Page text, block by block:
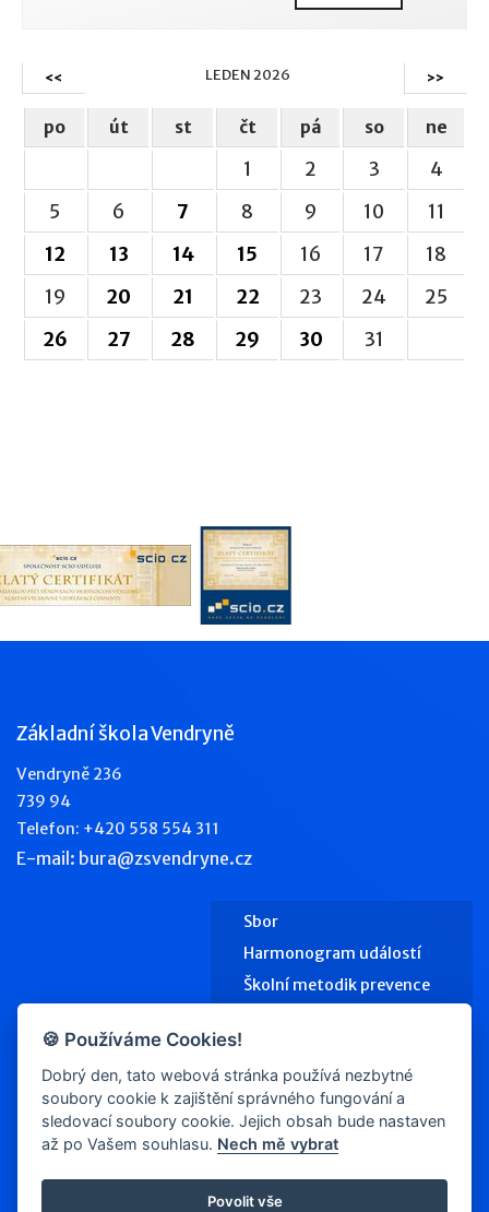
<< LEDEN 2026 >>
po út st čt pá so ne
1 2 3
4
5
6 7 8 9 10
11
12
13 14 15 16 17
18
19
20 21 22 23 24
25
26
27 28 29 30 31
Základní škola Vendryně
Vendryně 236
739 94
Telefon: +420 558 554 311
E-mail: bura@zsvendryne.cz
Sbor
Harmonogram událostí
Školní metodik prevence
Kontakty
🍪 Používáme Cookies!
Dobrý den, tato webová stránka používá nezbytné
soubory cookie k zajištění správného fungování a
sledovací soubory cookie. Jejich obsah bude nastaven
až po Vašem souhlasu. Nech mě vybrat
Povolit vše